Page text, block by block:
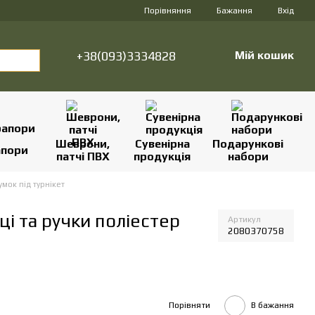
Порівняння Бажання Вхід
+38(093)3334828 Мій кошик
Шеврони,
патчі ПВХ
Сувенірна
продукція
Подарункові
набори
під турнікет
та ручки поліестер Артикул
2080370758
Порівняти В бажання